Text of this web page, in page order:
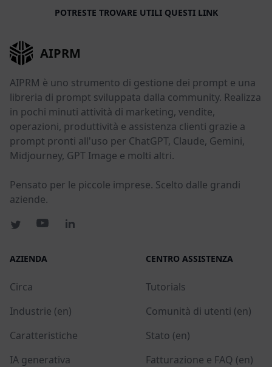
POTRESTE TROVARE UTILI QUESTI LINK
AIPRM
AIPRM è uno strumento di gestione dei prompt e una
libreria di prompt sviluppata dalla community. Realizza
in pochi minuti attività di marketing, vendite,
operazioni, produttività e assistenza clienti grazie a
prompt pronti all'uso per ChatGPT, Claude, Gemini,
Midjourney, GPT Image e molti altri.
Pensato per le piccole imprese. Scelto dalle grandi
aziende.
AZIENDA
Circa
Industrie (en)
Caratteristiche
IA generativa
CENTRO ASSISTENZA
Tutorials
Comunità di utenti (en)
Stato (en)
Fatturazione e FAQ (en)